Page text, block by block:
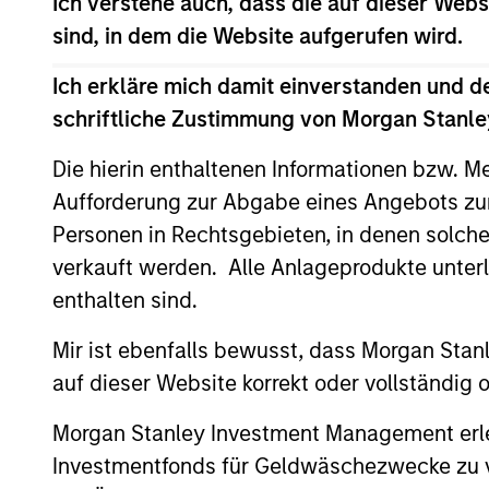
sind, in dem die Website aufgerufen wird.
Ich erkläre mich damit einverstanden und
schriftliche Zustimmung von Morgan
Die hierin enthaltenen Informationen bzw.
Aufforderung zur Abgabe eines Angebots
Personen in Rechtsgebieten, in denen
verkauft werden. Alle Anlageprodukte
enthalten sind.
Mir ist ebenfalls bewusst, dass Morgan
auf dieser Website korrekt oder vollständig
Morgan Stanley Investment Management
Investmentfonds für Geldwäschezwecke
Dieses Material enthält Informationen über die Teilfonds
Variable). (die „Gesellschaft“), die im Großherzogtum
Anträge auf Anteile an den Teilfonds sollten erst
Document („KIID“), der Jahres- und Halbjahresbericht
Centre, 6B route de Trèves, L-2633 Senningerberg,
Informationen in Bezug auf Nachhaltigkeitsaspekte des
Italienische Anleger sollten darüber hinaus das
Hongkong“ im Verkaufsprospekt beachten.
Halbjahresberichte sowie zusätzliche Informationen
Général-Dufour, 1204 Genf, Schweiz. Die Schweizer
Beendet die Verwaltungsgesellschaft des
registriert ist, so geschieht dies in Übereinstimmung mit
Performanceangaben werden auf Basis der
Anteilen anfallen, werden nicht berücksichtigt. Alle